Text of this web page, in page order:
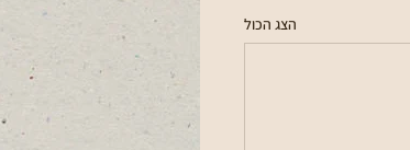
הצג הכול